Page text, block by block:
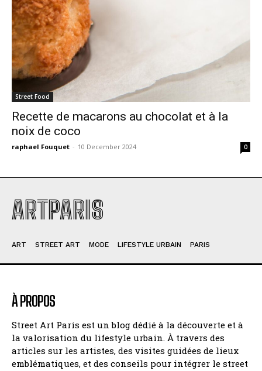
Street Food
Recette de macarons au chocolat et à la
noix de coco
raphael Fouquet - 10 December 2024 0
ARTPARIS
ART STREET ART MODE LIFESTYLE URBAIN PARIS
À PROPOS
Street Art Paris est un blog dédié à la découverte et à
la valorisation du lifestyle urbain. À travers des
articles sur les artistes, des visites guidées de lieux
emblématiques, et des conseils pour intégrer le street